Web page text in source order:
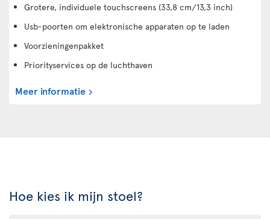
Grotere, individuele touchscreens (33,8 cm/13,3 inch)
Usb-poorten om elektronische apparaten op te laden
Voorzieningenpakket
Priorityservices op de luchthaven
Meer informatie
Hoe kies ik mijn stoel?